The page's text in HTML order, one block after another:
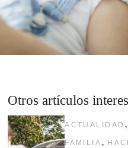
Otros artículos
ACTUALIDAD ,
FAMILIA ,